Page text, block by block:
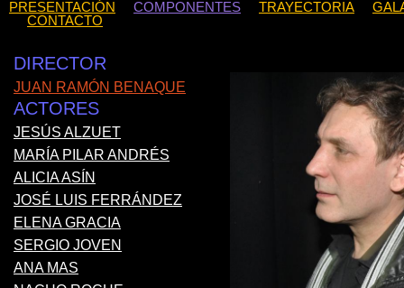
PRESENTACIÓN COMPONENTES TRAYECTORIA
CONTACTO
DIRECTOR
JUAN RAMÓN BENAQUE
ACTORES
JESÚS ALZUET
MARÍA PILAR ANDRÉS
ALICIA ASÍN
JOSÉ LUIS FERRÁNDEZ
ELENA GRACIA
SERGIO JOVEN
ANA MAS